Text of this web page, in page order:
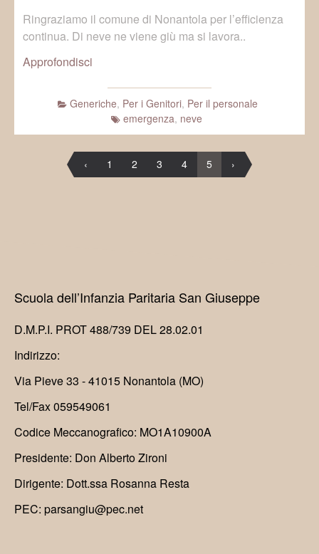
Ringraziamo il comune di Nonantola per l’efficienza
continua. Di neve ne viene giù ma si lavora..
Approfondisci
Generiche, Per i Genitori, Per il personale
emergenza, neve
‹ 1 2 3 4 5 ›
Scuola dell’Infanzia Paritaria San Giuseppe
D.M.P.I. PROT 488/739 DEL 28.02.01
Indirizzo:
Via Pieve 33 - 41015 Nonantola (MO)
Tel/Fax 059549061
Codice Meccanografico: MO1A10900A
Presidente: Don Alberto Zironi
Dirigente: Dott.ssa Rosanna Resta
PEC: parsangiu@pec.net